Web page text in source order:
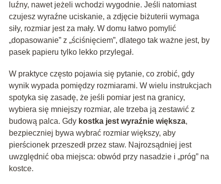
luźny, nawet jeżeli wchodzi wygodnie. Jeśli natomiast
czujesz wyraźne uciskanie, a zdjęcie biżuterii wymaga
siły, rozmiar jest za mały. W domu łatwo pomylić
„dopasowanie” z „ściśnięciem”, dlatego tak ważne jest, by
pasek papieru tylko lekko przylegał.
W praktyce często pojawia się pytanie, co zrobić, gdy
wynik wypada pomiędzy rozmiarami. W wielu instrukcjach
spotyka się zasadę, że jeśli pomiar jest na granicy,
wybiera się mniejszy rozmiar, ale trzeba ją zestawić z
budową palca. Gdy kostka jest wyraźnie większa,
bezpieczniej bywa wybrać rozmiar większy, aby
pierścionek przeszedł przez staw. Najrozsądniej jest
uwzględnić oba miejsca: obwód przy nasadzie i „próg” na
kostce.